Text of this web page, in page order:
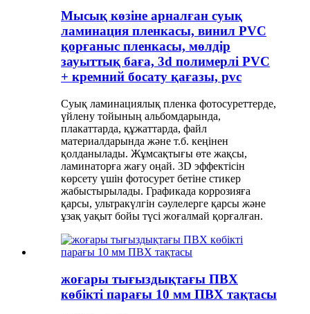
Мысық көзіне арналған суық
ламинация пленкасы, винил PVC
қорғаныс пленкасы, мөлдір
зауыттық баға, 3d полимерлі PVC
+ кремний босату қағазы, pvc
Суық ламинациялық пленка фотосуреттерде,
үйлену тойының альбомдарында,
плакаттарда, құжаттарда, файл
материалдарында және т.б. кеңінен
қолданылады. Жұмсақтығы өте жақсы,
ламинаторға жағу оңай. 3D эффектісін
көрсету үшін фотосурет бетіне стикер
жабыстырылады. Графикада коррозияға
қарсы, ультракүлгін сәулелерге қарсы және
ұзақ уақыт бойы түсі жоғалмай қорғалған.
жоғары тығыздықтағы ПВХ
көбікті парағы 10 мм ПВХ тақтасы